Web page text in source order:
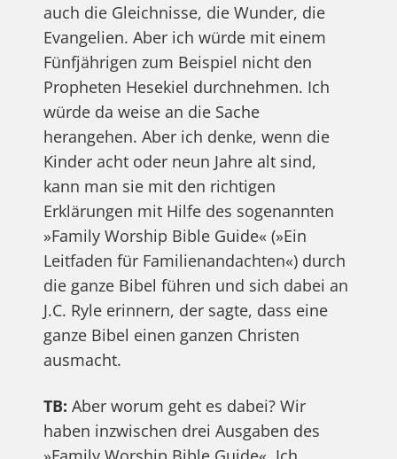
auch die Gleichnisse, die Wunder, die
Evangelien. Aber ich würde mit einem
Fünfjährigen zum Beispiel nicht den
Propheten Hesekiel durchnehmen. Ich
würde da weise an die Sache
herangehen. Aber ich denke, wenn die
Kinder acht oder neun Jahre alt sind,
kann man sie mit den richtigen
Erklärungen mit Hilfe des sogenannten
»Family Worship Bible Guide« (»Ein
Leitfaden für Familienandachten«) durch
die ganze Bibel führen und sich dabei an
J.C. Ryle erinnern, der sagte, dass eine
ganze Bibel einen ganzen Christen
ausmacht.
TB: Aber worum geht es dabei? Wir
haben inzwischen drei Ausgaben des